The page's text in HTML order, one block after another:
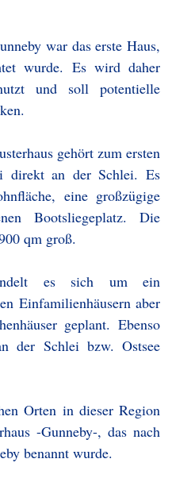
war das erste Haus,
wurde. Es wird daher
und soll potentielle
gehört zum ersten
direkt an der Schlei. Es
eine großzügige
Bootsliegeplatz. Die
qm groß.
es sich um ein
Einfamilienhäusern aber
geplant. Ebenso
der Schlei bzw. Ostsee
Orten in dieser Region
-Gunneby-, das nach
benannt wurde.